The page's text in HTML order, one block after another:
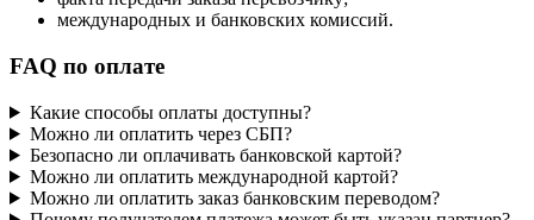
международных и банковских комиссий.
FAQ по оплате
Какие способы оплаты доступны?
Можно ли оплатить через СБП?
Безопасно ли оплачивать банковской картой?
Можно ли оплатить международной картой?
Можно ли оплатить заказ банковским переводом?